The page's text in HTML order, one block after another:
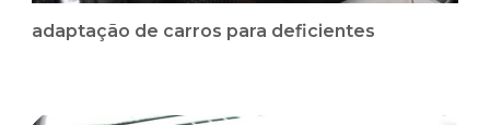
adaptação de carros para deficientes